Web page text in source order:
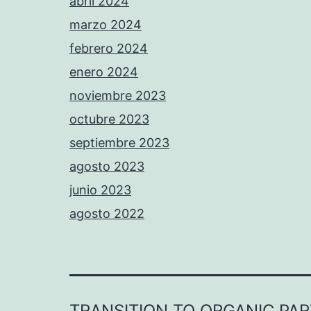
marzo 2024
febrero 2024
enero 2024
noviembre 2023
octubre 2023
septiembre 2023
agosto 2023
junio 2023
agosto 2022